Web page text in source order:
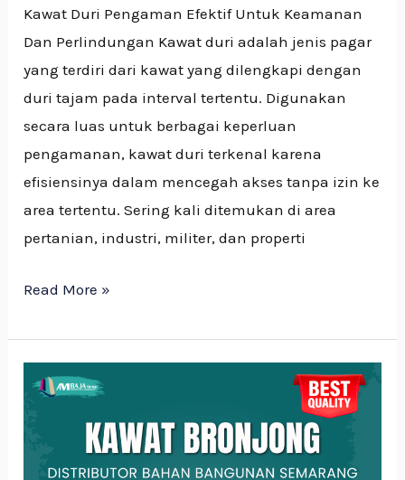
Kawat Duri Pengaman Efektif Untuk Keamanan
Dan Perlindungan Kawat duri adalah jenis pagar
yang terdiri dari kawat yang dilengkapi dengan
duri tajam pada interval tertentu. Digunakan
secara luas untuk berbagai keperluan
pengamanan, kawat duri terkenal karena
efisiensinya dalam mencegah akses tanpa izin ke
area tertentu. Sering kali ditemukan di area
pertanian, industri, militer, dan properti
Read More »
Apa
itu
Bronjong?